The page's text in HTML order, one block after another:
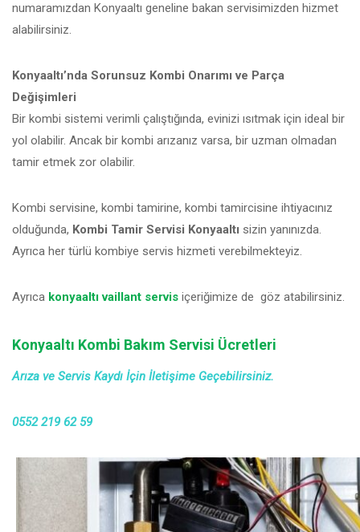
numaramızdan Konyaaltı geneline bakan servisimizden hizmet
alabilirsiniz.
Konyaaltı’nda Sorunsuz Kombi Onarımı ve Parça
Değişimleri
Bir kombi sistemi verimli çalıştığında, evinizi ısıtmak için ideal bir
yol olabilir. Ancak bir kombi arızanız varsa, bir uzman olmadan
tamir etmek zor olabilir.
Kombi servisine, kombi tamirine, kombi tamircisine ihtiyacınız
olduğunda, Kombi Tamir Servisi Konyaaltı sizin yanınızda.
Ayrıca her türlü kombiye servis hizmeti verebilmekteyiz.
Ayrıca konyaaltı vaillant servis içeriğimize de göz atabilirsiniz.
Konyaaltı Kombi Bakım Servisi Ücretleri
Arıza ve Servis Kaydı İçin İletişime Geçebilirsiniz.
0552 219 62 59